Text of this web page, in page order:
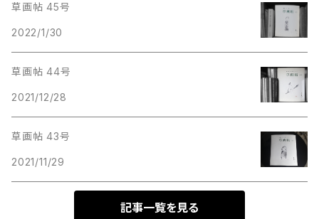
草画帖 45号
2022/1/30
草画帖 44号
2021/12/28
草画帖 43号
2021/11/29
記事一覧を見る